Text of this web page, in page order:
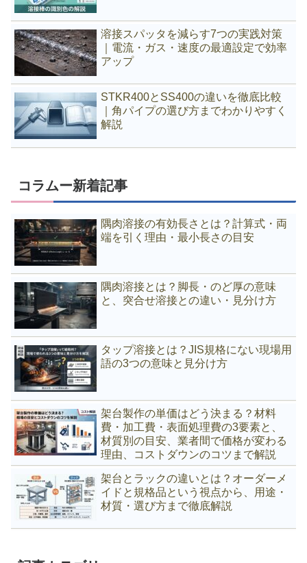
溶接スパッタを減らす7つの実践対策
｜電流・ガス・速度の最適設定で効率
アップ
STKR400とSS400の違いを徹底比較
｜角パイプの選び方までわかりやすく
解説
コラムー新着記事
隅肉溶接の有効長さとは？計算式・両
端を引く理由・最小長さの目安
隅肉溶接とは？脚長・のど厚の意味
と、突合せ溶接との違い・見分け方
タップ溶接とは？JIS規格にない現場用
語の3つの意味と見分け方
架台製作の単価はどう決まる？材料
費・加工費・表面処理費の3要素と、
材質別の目安、業者間で価格が変わる
理由、コストダウンのコツまで解説
架台とラックの違いとは？オーダーメ
イドと規格品という視点から、用途・
材質・選び方まで徹底解説